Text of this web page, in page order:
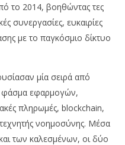
το 2014, βοηθώντας τες
συνεργασίες, ευκαιρίες
με το παγκόσμιο δίκτυο
μία σειρά από
φάσμα εφαρμογών,
πληρωμές, blockchain,
νοημοσύνης. Μέσα
των καλεσμένων, οι δύο